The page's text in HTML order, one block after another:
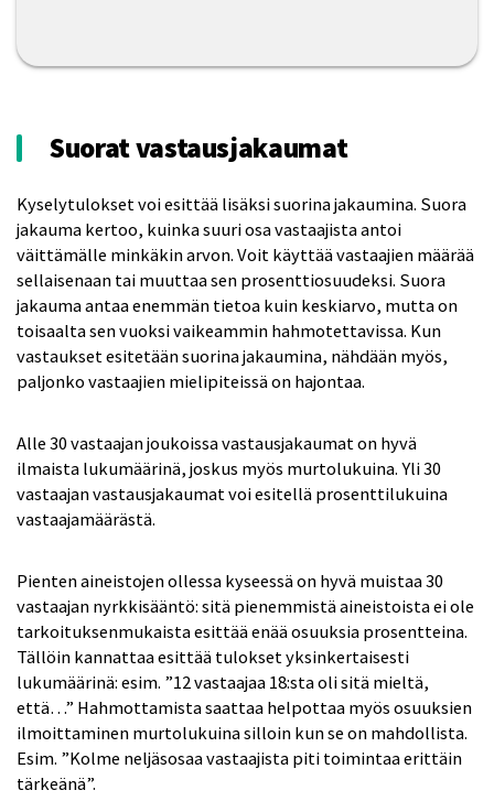
Suorat vastausjakaumat
Kyselytulokset voi esittää lisäksi suorina jakaumina. Suora
jakauma kertoo, kuinka suuri osa vastaajista antoi
väittämälle minkäkin arvon. Voit käyttää vastaajien määrää
sellaisenaan tai muuttaa sen prosenttiosuudeksi. Suora
jakauma antaa enemmän tietoa kuin keskiarvo, mutta on
toisaalta sen vuoksi vaikeammin hahmotettavissa. Kun
vastaukset esitetään suorina jakaumina, nähdään myös,
paljonko vastaajien mielipiteissä on hajontaa.
Alle 30 vastaajan joukoissa vastausjakaumat on hyvä
ilmaista lukumäärinä, joskus myös murtolukuina. Yli 30
vastaajan vastausjakaumat voi esitellä prosenttilukuina
vastaajamäärästä.
Pienten aineistojen ollessa kyseessä on hyvä muistaa 30
vastaajan nyrkkisääntö: sitä pienemmistä aineistoista ei ole
tarkoituksenmukaista esittää enää osuuksia prosentteina.
Tällöin kannattaa esittää tulokset yksinkertaisesti
lukumäärinä: esim. ”12 vastaajaa 18:sta oli sitä mieltä,
että…” Hahmottamista saattaa helpottaa myös osuuksien
ilmoittaminen murtolukuina silloin kun se on mahdollista.
Esim. ”Kolme neljäsosaa vastaajista piti toimintaa erittäin
tärkeänä”.